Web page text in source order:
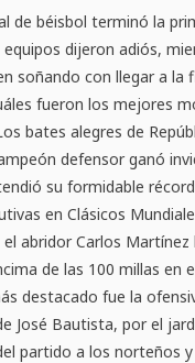
de béisbol terminó la
dijeron adiós,
soñando con llegar a la
fueron los mejores
bates alegres de
defensor ganó
su formidable
en Clásicos
abridor Carlos Martínez
de las 100 millas en
destacado fue la
José Bautista, por el
partido a los norteños